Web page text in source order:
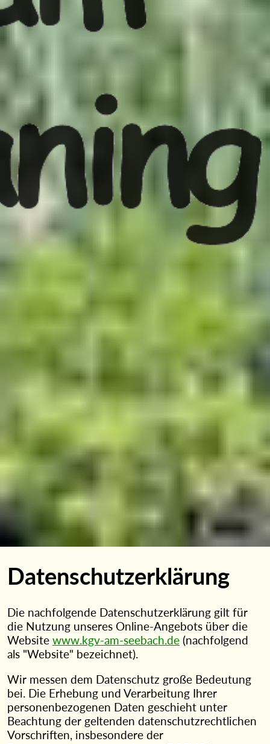
Datenschutzerklärung
Die nachfolgende Datenschutzerklärung gilt für
die Nutzung unseres Online-Angebots über die
Website www.kgv-am-seebach.de (nachfolgend
als "Website" bezeichnet).
Wir messen dem Datenschutz große Bedeutung
bei. Die Erhebung und Verarbeitung Ihrer
personenbezogenen Daten geschieht unter
Beachtung der geltenden datenschutzrechtlichen
Vorschriften, insbesondere der